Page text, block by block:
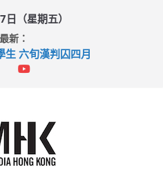
（星期五）
最新：
生 六旬漢判囚四月
報表 倉管員准保釋候訊